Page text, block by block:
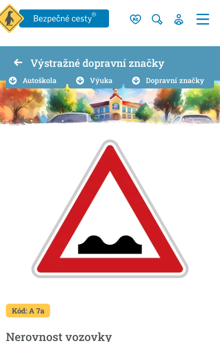
Výstražné dopravní značky
Autoškola Výuka Dopravní značky
Kód: A 7a
Nerovnost vozovky